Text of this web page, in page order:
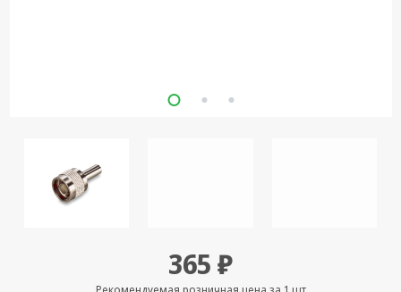
оборудование
Шнуры,
365 ₽